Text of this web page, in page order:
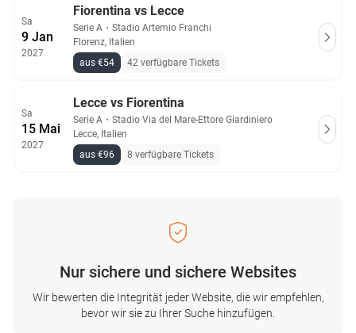
Sa
9 Jan
2027
Fiorentina vs Lecce
Serie A ・ Stadio Artemio Franchi
Florenz, Italien
aus €54
42 verfügbare Tickets
Sa
15 Mai
2027
Lecce vs Fiorentina
Serie A ・ Stadio Via del Mare-Ettore Giardiniero
Lecce, Italien
aus €96
8 verfügbare Tickets
Nur sichere und sichere Websites
Wir bewerten die Integrität jeder Website, die wir empfehlen,
bevor wir sie zu Ihrer Suche hinzufügen.